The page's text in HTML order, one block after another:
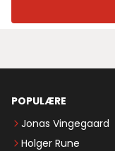
POPULÆRE
Jonas Vingegaard
Holger Rune